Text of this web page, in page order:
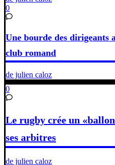
0
Une bourde des dirigeants
club romand
de julien caloz
0
Le rugby crée un
ses arbitres
de julien caloz